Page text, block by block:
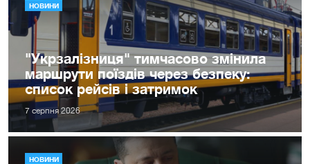
НОВИНИ
"Укрзалізниця" тимчасово змінила
маршрути поїздів через безпеку:
список рейсів і затримок
7 серпня 2026
НОВИНИ